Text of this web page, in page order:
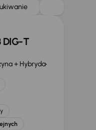
DIG-T
+ Hybryda